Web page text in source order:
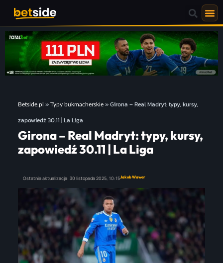
Betside.pl » Typy bukmacherskie»Girona – Real Madryt: typy, kursy,
zapowiedź 30.11 | La Liga
Girona – Real Madryt: typy, kursy,
zapowiedź 30.11 | La Liga
Ostatnia aktualizacja: 30 listopada 2025, 10:15Jakub Wawer